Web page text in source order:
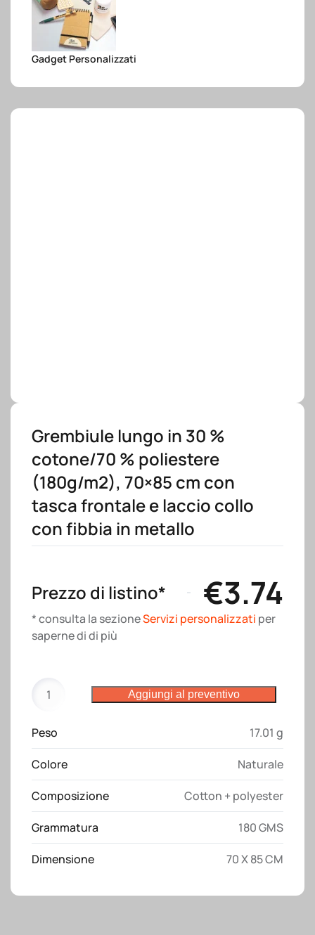
Gadget Personalizzati
Grembiule lungo in 30 %
cotone/70 % poliestere
(180g/m2), 70×85 cm con
tasca frontale e laccio collo
con fibbia in metallo
Prezzo di listino* €3.74
* consulta la sezioneServizi personalizzati per
saperne di di più
lungo
tasca
frontale
quantità
Aggiungi al preventivo
Peso 17.01 g
Colore Naturale
Composizione Cotton + polyester
Grammatura 180 GMS
Dimensione 70 X 85 CM